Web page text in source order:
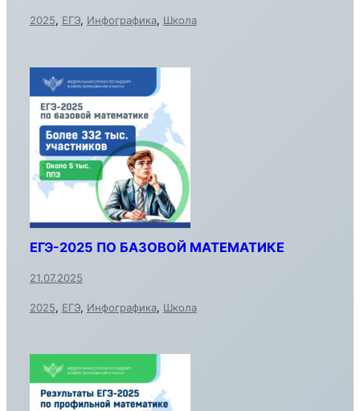
2025, ЕГЭ, Инфографика, Школа
ЕГЭ-2025 ПО БАЗОВОЙ МАТЕМАТИКЕ
21.07.2025
2025, ЕГЭ, Инфографика, Школа